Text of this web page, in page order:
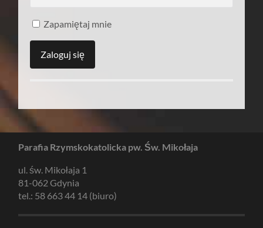
Zapamiętaj mnie
Parafia Rzymskokatolicka pw. Św. Mikołaja
ul. św. Mikołaja 1
81-062 Gdynia
tel.: 58 663 44 14 (biuro)